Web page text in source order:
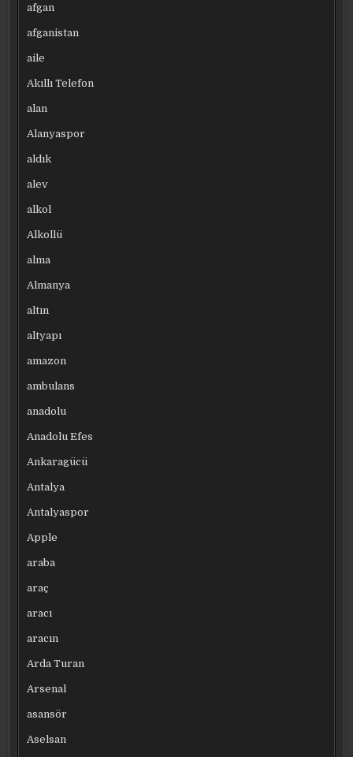
afgan
afganistan
aile
Akıllı Telefon
alan
Alanyaspor
aldık
alev
alkol
Alkollü
alma
Almanya
altın
altyapı
amazon
ambulans
anadolu
Anadolu Efes
Ankaragücü
Antalya
Antalyaspor
Apple
araba
araç
aracı
aracın
Arda Turan
Arsenal
asansör
Aselsan